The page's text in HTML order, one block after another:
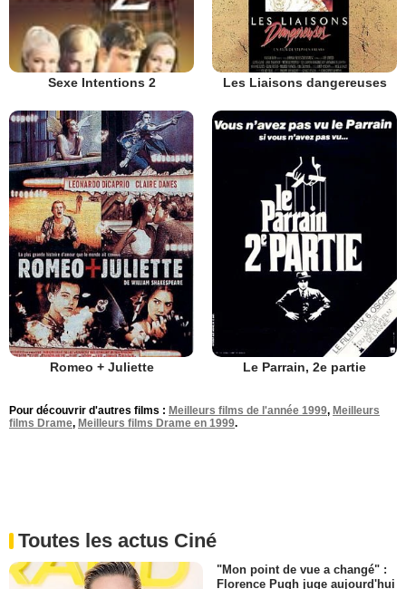
Sexe Intentions 2 Les Liaisons dangereuses
Romeo + Juliette Le Parrain, 2e partie
Pour découvrir d'autres films : Meilleurs films de l'année 1999, Meilleurs
films Drame, Meilleurs films Drame en 1999.
Toutes les actus Ciné
"Mon point de vue a changé" :
Florence Pugh juge aujourd'hui